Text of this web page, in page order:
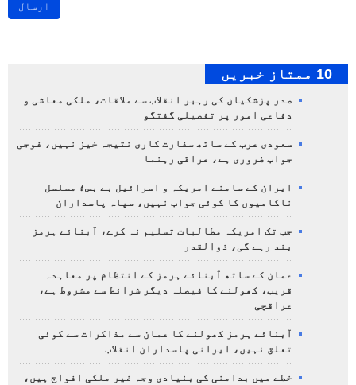
ارسال
10 ممتاز خبریں
صدر پزشکیان کی رہبر انقلاب سے ملاقات، ملکی معاشی و
دفاعی امور پر تفصیلی گفتگو
سعودی عرب کے ساتھ سفارت کاری نتیجہ خیز نہیں، فوجی
جواب ضروری ہے، عراقی رہنما
ایران کے سامنے امریکہ و اسرائیل بے بس؛ مسلسل
ناکامیوں کا کوئی جواب نہیں، سپاہ پاسداران
جب تک امریکہ مطالبات تسلیم نہ کرے، آبنائے ہرمز
بند رہے گی، ذوالقدر
عمان کے ساتھ آبنائے ہرمز کے انتظام پر معاہدہ
قریب، کھولنے کا فیصلہ دیگر شرائط سے مشروط ہے،
عراقچی
آبنائے ہرمز کھولنے کا عمان سے مذاکرات سے کوئی
تعلق نہیں، ایرانی پاسداران انقلاب
خطے میں بدامنی کی بنیادی وجہ غیر ملکی افواج ہیں،